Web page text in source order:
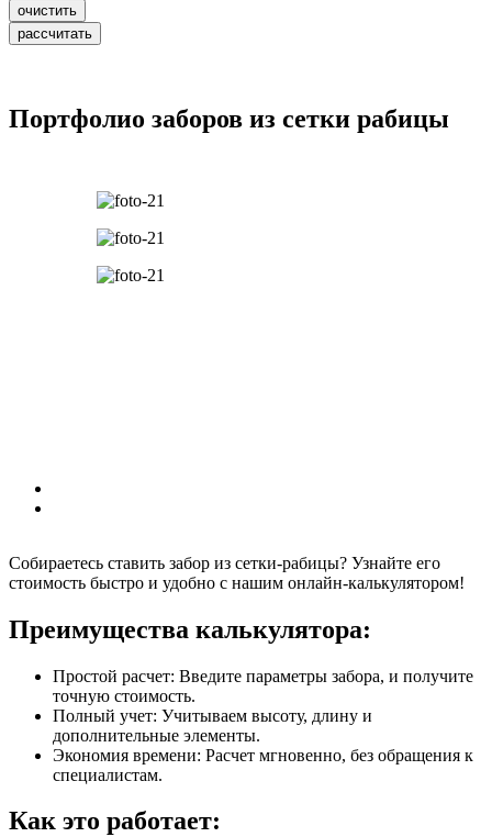
Портфолио заборов из сетки рабицы
Собираетесь ставить забор из сетки-рабицы? Узнайте его
стоимость быстро и удобно с нашим онлайн-калькулятором!
Преимущества калькулятора:
Простой расчет: Введите параметры забора, и получите
точную стоимость.
Полный учет: Учитываем высоту, длину и
дополнительные элементы.
Экономия времени: Расчет мгновенно, без обращения к
специалистам.
Как это работает: